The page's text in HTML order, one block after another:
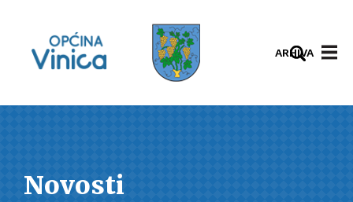
ARHIVA
Novosti